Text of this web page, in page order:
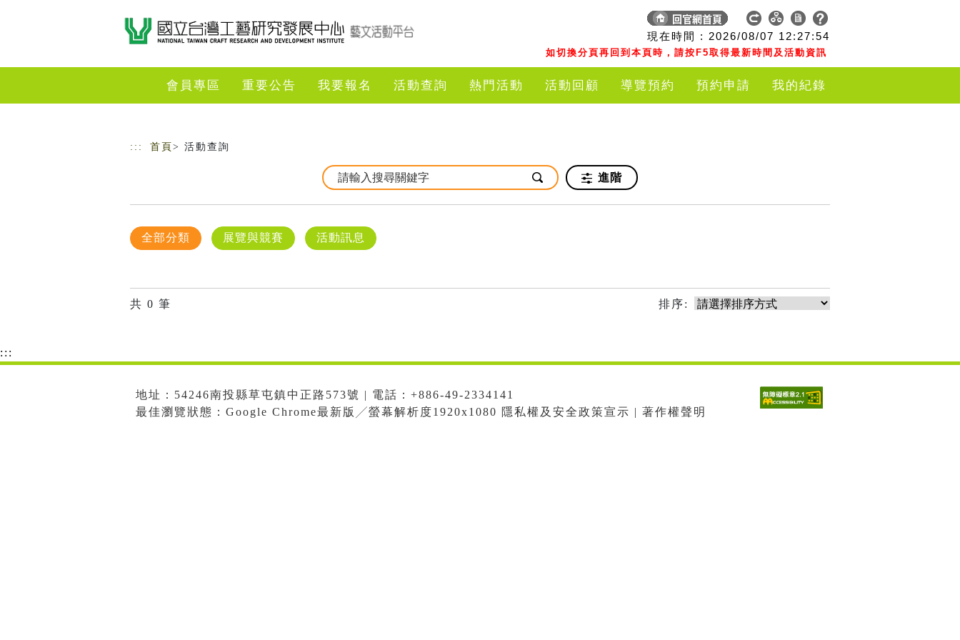
現在時間 : 2026/08/07 12:27:54
如切換分頁再回到本頁時，請按F5取得最新時間及活動資訊
會員專區 重要公告 我要報名 活動查詢 熱門活動 活動回顧 導覽預約 預約申請 我的紀錄
::: 首頁 > 活動查詢
進階
全部分類 展覽與競賽 活動訊息
共 0 筆 排序:
:::
地址：54246南投縣草屯鎮中正路573號 | 電話：+886-49-2334141
最佳瀏覽狀態：Google Chrome最新版╱螢幕解析度1920x1080 隱私權及安全政策宣示 | 著作權聲明